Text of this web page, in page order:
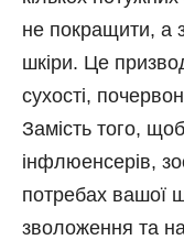
не покращити, а
шкіри. Це
сухості,
Замість того,
інфлюенсерів,
потребах вашої
зволоження та